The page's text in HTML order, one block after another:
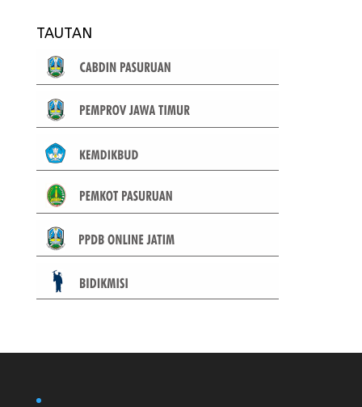
TAUTAN